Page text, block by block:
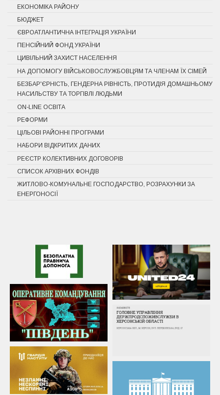
ЕКОНОМІКА РАЙОНУ
БЮДЖЕТ
ЄВРОАТЛАНТИЧНА ІНТЕГРАЦІЯ УКРАЇНИ
ПЕНСІЙНИЙ ФОНД УКРАЇНИ
ЦИВІЛЬНИЙ ЗАХИСТ НАСЕЛЕННЯ
НА ДОПОМОГУ ВІЙСЬКОВОСЛУЖБОВЦЯМ ТА ЧЛЕНАМ ЇХ СІМЕЙ
БЕЗБАР'ЄРНІСТЬ, ГЕНДЕРНА РІВНІСТЬ, ПРОТИДІЯ ДОМАШНЬОМУ
НАСИЛЬСТВУ ТА ТОРГІВЛІ ЛЮДЬМИ
ON-LINE ОСВІТА
РЕФОРМИ
ЦІЛЬОВІ РАЙОННІ ПРОГРАМИ
НАБОРИ ВІДКРИТИХ ДАНИХ
РЕЄСТР КОЛЕКТИВНИХ ДОГОВОРІВ
СПИСОК АРХІВНИХ ФОНДІВ
ЖИТЛОВО-КОМУНАЛЬНЕ ГОСПОДАРСТВО, РОЗРАХУНКИ ЗА
ЕНЕРГОНОСІЇ